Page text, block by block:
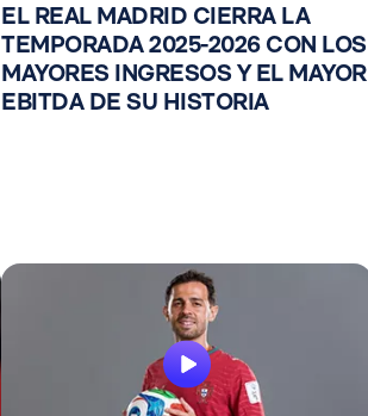
EL REAL MADRID CIERRA LA
TEMPORADA 2025-2026 CON LOS
MAYORES INGRESOS Y EL MAYOR
EBITDA DE SU HISTORIA